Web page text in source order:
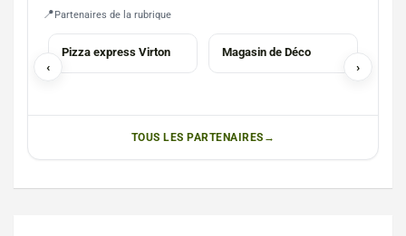
Partenaires de la rubrique
‹ ›
PIZZA
Pizza express Virton Magasin de Déco
TOUS LES PARTENAIRES